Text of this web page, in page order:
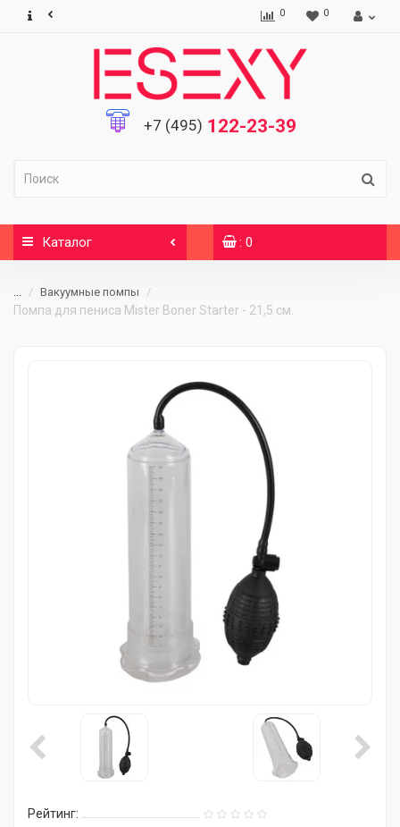
0 0
+7 (495) 122-23-39
Каталог : 0
... Вакуумные помпы
Помпа для пениса Mister Boner Starter - 21,5 см.
Рейтинг: